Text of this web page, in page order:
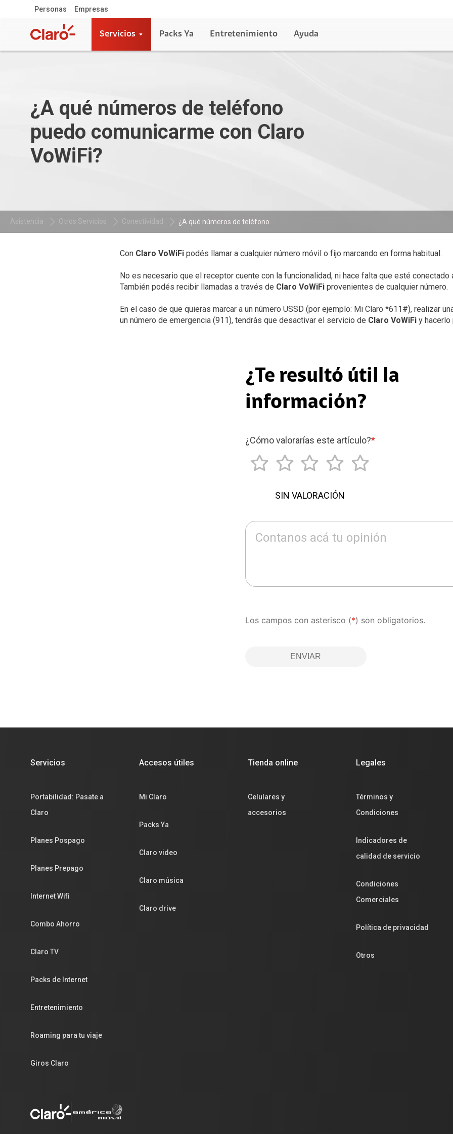
Personas Empresas
Servicios Packs Ya Entretenimiento Ayuda
¿A qué números de teléfono
puedo comunicarme con Claro
VoWiFi?
Asistencia Otros Servicios Conectividad ¿A qué números de teléfono...
Con Claro VoWiFi podés llamar a cualquier número móvil o fijo marcando en forma habitual.
No es necesario que el receptor cuente con la funcionalidad, ni hace falta que esté conectado
También podés recibir llamadas a través de Claro VoWiFi provenientes de cualquier número.
En el caso de que quieras marcar a un número USSD (por ejemplo: Mi Claro *611#), realizar
un número de emergencia (911), tendrás que desactivar el servicio de Claro VoWiFi y hacerlo
¿Te resultó útil la
información?
¿Cómo valorarías este artículo?*
SIN VALORACIÓN
Contanos acá tu opinión
Los campos con asterisco (*) son obligatorios.
ENVIAR
Servicios
Portabilidad: Pasate a
Claro
Planes Pospago
Planes Prepago
Internet Wifi
Combo Ahorro
Claro TV
Packs de Internet
Entretenimiento
Roaming para tu viaje
Giros Claro
Accesos útiles
Mi Claro
Packs Ya
Claro video
Claro música
Claro drive
Tienda online
Celulares y
accesorios
Legales
Términos y
Condiciones
Indicadores de
calidad de servicio
Condiciones
Comerciales
Política de privacidad
Otros